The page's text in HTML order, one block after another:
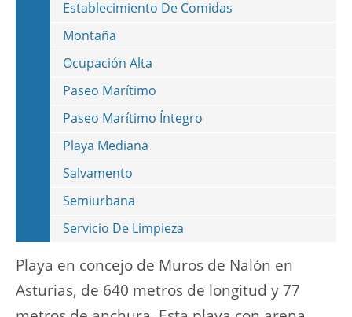
Establecimiento De Comidas
Montaña
Ocupación Alta
Paseo Marítimo
Paseo Marítimo Íntegro
Playa Mediana
Salvamento
Semiurbana
Servicio De Limpieza
Playa en concejo de Muros de Nalón en
Asturias, de 640 metros de longitud y 77